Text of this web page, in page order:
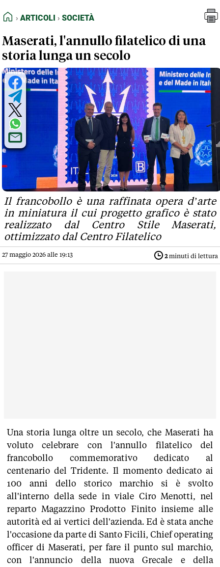
FEED RSS
NORMATIVE DEONTOLOGICHE
TERMINI e CONDIZIONI
HOME
ARTICOLI SOCIETÀ
Maserati, l'annullo filatelico di una
storia lunga un secolo
Il francobollo è una raffinata opera d’arte
in miniatura il cui progetto grafico è stato
realizzato dal Centro Stile Maserati,
ottimizzato dal Centro Filatelico
27 maggio 2026 alle 19:13 2minuti di lettura
Una storia lunga oltre un secolo, che Maserati ha
voluto celebrare con l'annullo filatelico del
francobollo commemorativo dedicato al
centenario del Tridente. Il momento dedicato ai
100 anni dello storico marchio si è svolto
all'interno della sede in viale Ciro Menotti, nel
reparto Magazzino Prodotto Finito insieme alle
autorità ed ai vertici dell'azienda. Ed è stata anche
l'occasione da parte di Santo Ficili, Chief operating
officer di Maserati, per fare il punto sul marchio,
con l'annuncio della nuova Grecale e della